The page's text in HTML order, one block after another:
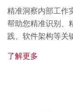
精准洞察内部工作
帮助您精准识别、
践、软件架构等关
了解更多